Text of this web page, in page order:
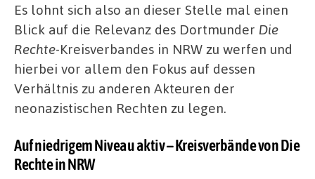
Es lohnt sich also an dieser Stelle mal einen
Blick auf die Relevanz des Dortmunder Die
Rechte-Kreisverbandes in NRW zu werfen und
hierbei vor allem den Fokus auf dessen
Verhältnis zu anderen Akteuren der
neonazistischen Rechten zu legen.
Auf niedrigem Niveau aktiv – Kreisverbände von Die
Rechte in NRW